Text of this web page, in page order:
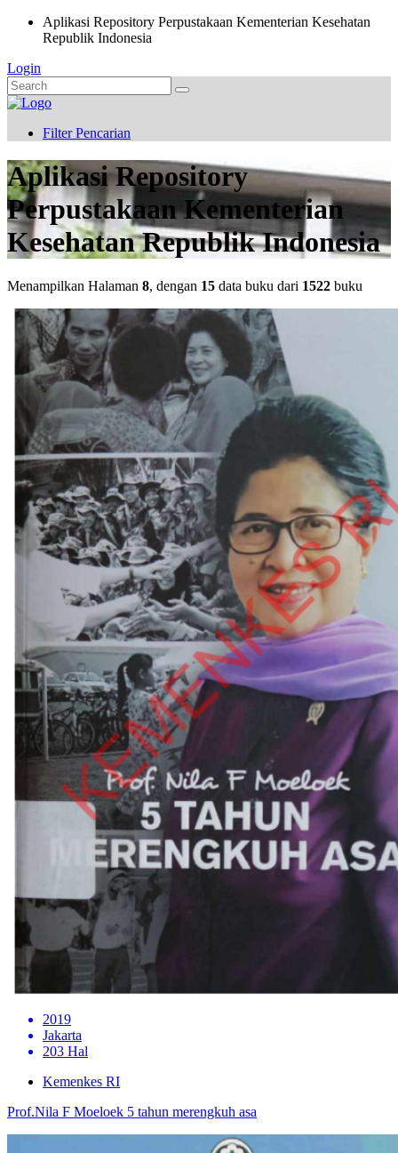
Aplikasi Repository Perpustakaan Kementerian Kesehatan
Republik Indonesia
Login
Filter Pencarian
Aplikasi Repository
Perpustakaan Kementerian
Kesehatan Republik Indonesia
Menampilkan Halaman 8, dengan 15 data buku dari 1522 buku
2019
Jakarta
203 Hal
Kemenkes RI
Prof.Nila F Moeloek 5 tahun merengkuh asa